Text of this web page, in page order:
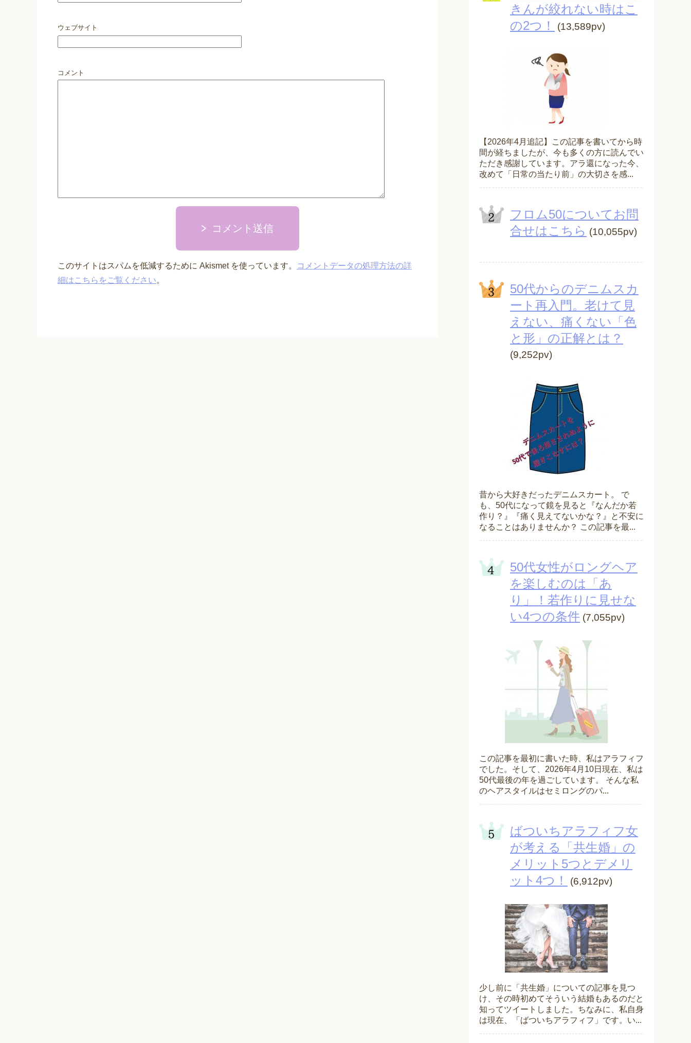
ウェブサイト
コメント
コメント送信
このサイトはスパムを低減するために Akismet を使っています。
コメントデータの処理方法の詳
細はこちらをご覧ください。
きんが絞れない時はこ
の2つ！
(13,589pv)
【2026年4月追記】この記事を書いてから時
間が経ちましたが、今も多くの方に読んでい
ただき感謝しています。アラ還になった今、
改めて「日常の当たり前」の大切さを感...
フロム50についてお問
合せはこちら (10,055pv)
50代からのデニムスカ
ート再入門。老けて見
えない、痛くない「色
と形」の正解とは？
(9,252pv)
昔から大好きだったデニムスカート。 で
も、50代になって鏡を見ると『なんだか若
作り？』『痛く見えてないかな？』と不安に
なることはありませんか？ この記事を最...
50代女性がロングヘア
を楽しむのは「あ
り」！若作りに見せな
い4つの条件 (7,055pv)
この記事を最初に書いた時、私はアラフィフ
でした。そして、2026年4月10日現在、私は
50代最後の年を過ごしています。 そんな私
のヘアスタイルはセミロングのパ...
ばついちアラフィフ女
が考える「共生婚」の
メリット5つとデメリ
ット4つ！
(6,912pv)
少し前に「共生婚」についての記事を見つ
け、その時初めてそういう結婚もあるのだと
知ってツイートしました。ちなみに、私自身
は現在、「ばついちアラフィフ」です。い...